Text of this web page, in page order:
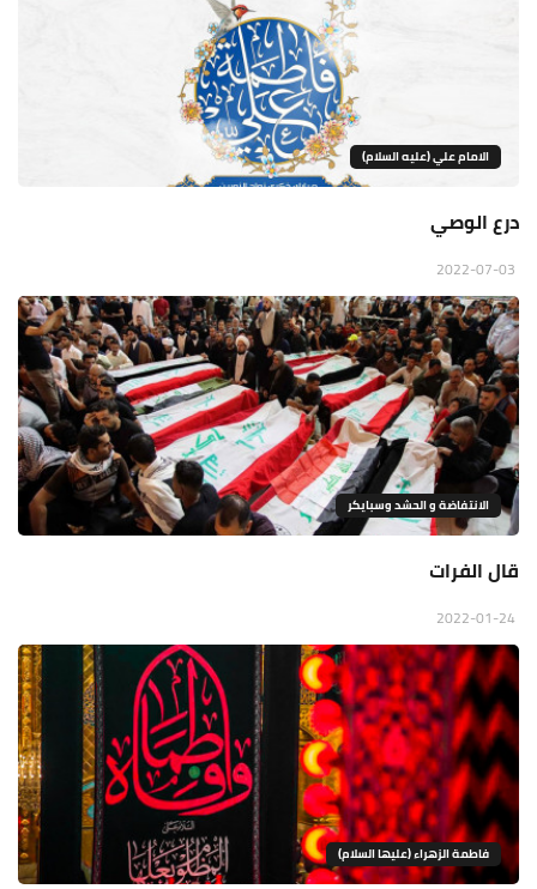
الامام علي (عليه السلام)
درع الوصي
الانتفاضة و الحشد وسبايكر
قال الفرات
فاطمة الزهراء (عليها السلام)